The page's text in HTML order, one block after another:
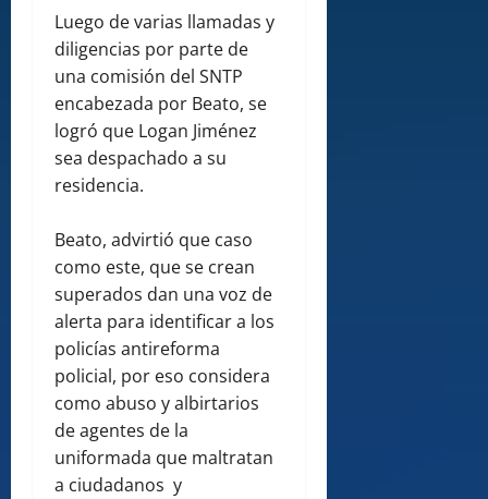
Luego de varias llamadas y
diligencias por parte de
una comisión del SNTP
encabezada por Beato, se
logró que Logan Jiménez
sea despachado a su
residencia.
Beato, advirtió que caso
como este, que se crean
superados dan una voz de
alerta para identificar a los
policías antireforma
policial, por eso considera
como abuso y albirtarios
de agentes de la
uniformada que maltratan
a ciudadanos y